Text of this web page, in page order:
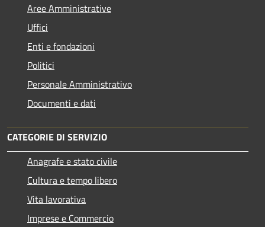
Aree Amministrative
Uffici
Enti e fondazioni
Politici
Personale Amministrativo
Documenti e dati
CATEGORIE DI SERVIZIO
Anagrafe e stato civile
Cultura e tempo libero
Vita lavorativa
Imprese e Commercio